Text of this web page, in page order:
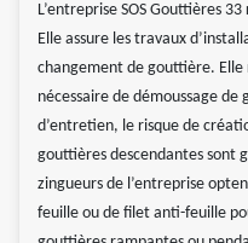
L’entreprise SOS Gouttières
Elle assure les travaux
changement de gouttière.
nécessaire de démoussage de
d’entretien, le risque de
gouttières descendantes sont
zingueurs de l’entreprise
feuille ou de filet anti-feuille